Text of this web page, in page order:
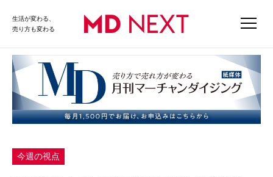
生活が変わる、
売り方も変わる
今週の視点